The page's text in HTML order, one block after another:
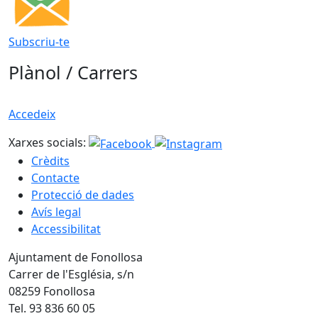
Subscriu-te
Plànol / Carrers
Accedeix
Xarxes socials:
Crèdits
Contacte
Protecció de dades
Avís legal
Accessibilitat
Ajuntament de Fonollosa
Carrer de l'Església, s/n
08259 Fonollosa
Tel. 93 836 60 05